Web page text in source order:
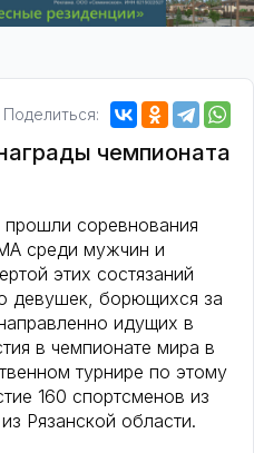
Поделиться:
чемпионата
соревнования
среди мужчин и
этих состязаний
девушек, борющихся за
идущих в
в чемпионате мира в
турнире по этому
160 спортсменов из
Рязанской области.